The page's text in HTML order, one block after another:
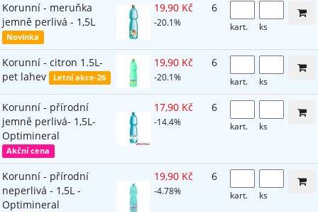
Korunní - meruňka
jemně perlivá - 1,5L
Novinka
19,90 Kč
-20.1%
6
kart. ks
Korunní - citron 1.5L-
pet lahev
Letní akce-26
19,90 Kč
-20.1%
6
kart. ks
Korunní - přírodní
jemně perlivá- 1,5L-
Optimineral
Akční cena
17,90 Kč
-14.4%
6
kart. ks
Korunní - přírodní
neperlivá - 1,5L -
Optimineral
19,90 Kč
-4.78%
6
kart. ks